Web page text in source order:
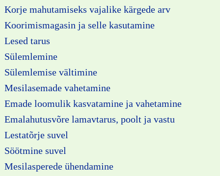
Korje mahutamiseks vajalike kärgede arv
Koorimismagasin ja selle kasutamine
Lesed tarus
Sülemlemine
Sülemlemise vältimine
Mesilasemade vahetamine
Emade loomulik kasvatamine ja vahetamine
Emalahutusvõre lamavtarus, poolt ja vastu
Lestatõrje suvel
Söötmine suvel
Mesilasperede ühendamine